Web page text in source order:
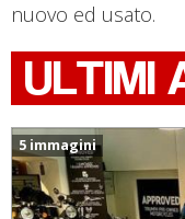
nuovo ed usato.
ULTIMI
5 immagini